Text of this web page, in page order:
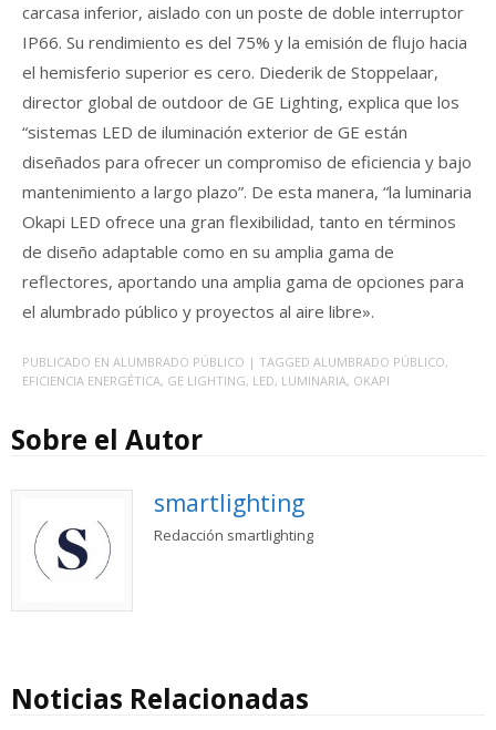
carcasa inferior, aislado con un poste de doble interruptor
IP66. Su rendimiento es del 75% y la emisión de flujo hacia
el hemisferio superior es cero. Diederik de Stoppelaar,
director global de outdoor de GE Lighting, explica que los
“sistemas LED de iluminación exterior de GE están
diseñados para ofrecer un compromiso de eficiencia y bajo
mantenimiento a largo plazo”. De esta manera, “la luminaria
Okapi LED ofrece una gran flexibilidad, tanto en términos
de diseño adaptable como en su amplia gama de
reflectores, aportando una amplia gama de opciones para
el alumbrado público y proyectos al aire libre».
PUBLICADO EN ALUMBRADO PÚBLICO | TAGGED ALUMBRADO PÚBLICO,
EFICIENCIA ENERGÉTICA, GE LIGHTING, LED, LUMINARIA, OKAPI
Sobre el Autor
smartlighting
Redacción smartlighting
Noticias Relacionadas